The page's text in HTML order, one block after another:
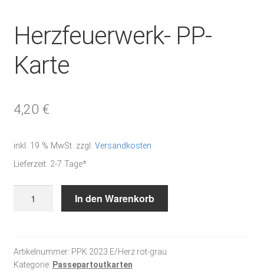
Herzfeuerwerk- PP-
Karte
4,20 €
inkl. 19 % MwSt. zzgl. Versandkosten
Lieferzeit: 2-7 Tage*
In den Warenkorb
Artikelnummer: PPK 2023.E/Herz rot-grau
Kategorie: Passepartoutkarten